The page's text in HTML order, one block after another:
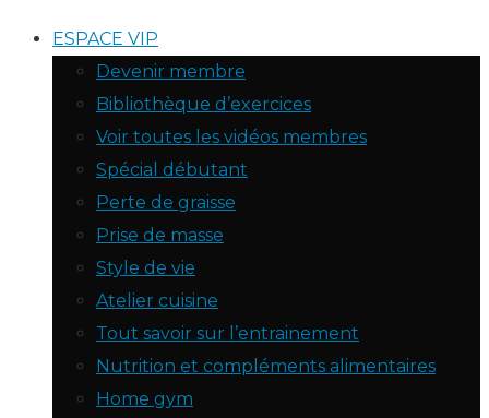
ESPACE VIP
Devenir membre
Bibliothèque d’exercices
Voir toutes les vidéos membres
Spécial débutant
Perte de graisse
Prise de masse
Style de vie
Atelier cuisine
Tout savoir sur l’entrainement
Nutrition et compléments alimentaires
Home gym